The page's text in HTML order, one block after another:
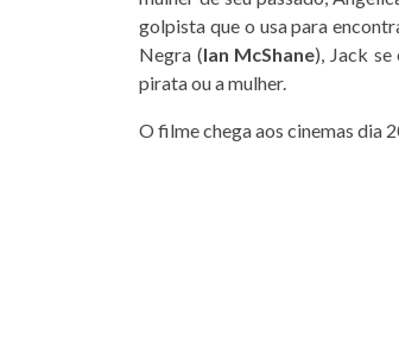
golpista que o usa para
Negra (Ian McShane), Jack
pirata ou a mulher.
O filme chega aos cinemas dia